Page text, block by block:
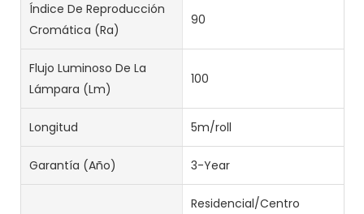
Índice De Reproducción
Cromática (Ra)
90
Flujo Luminoso De La
Lámpara (lm)
100
Longitud 5m/roll
Garantía (año) 3-Year
Residencial/Centro